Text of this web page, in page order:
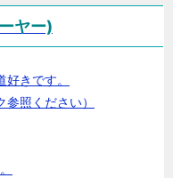
ヤー)
きです。
照ください）